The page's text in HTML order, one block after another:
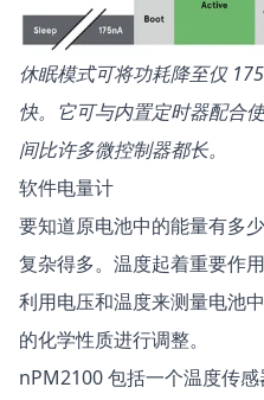
休眠模式可将功耗降至仅
快。它可与内置定时器配合
间比许多微控制器都长。
软件电量计
要知道原电池中的能量有多
复杂得多。温度起着重要作
利用电压和温度来测量电池
的化学性质进行调整。
nPM2100 包括一个温度传